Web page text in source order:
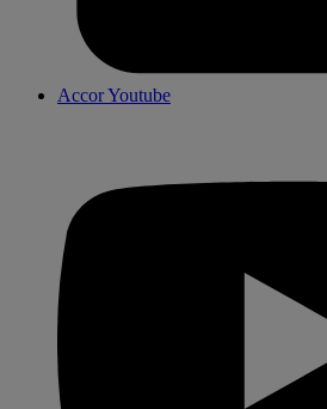
Accor Youtube